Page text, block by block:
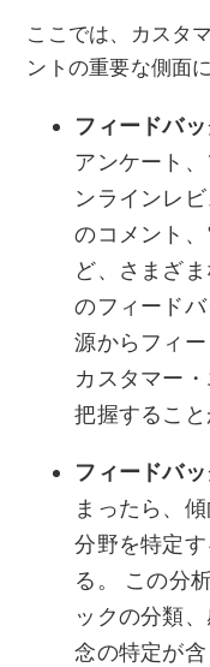
ここでは、カスタ
ントの重要な側面
フィードバ
アンケート
ンラインレ
のコメント
ど、さまざ
のフィード
源からフィー
カスタマー
把握すること
フィードバッ
まったら、
分野を特定
る。 この分
ックの分類
念の特定が含